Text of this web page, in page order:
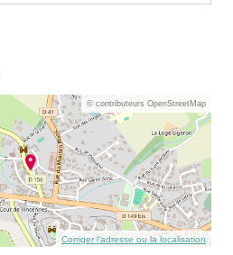
© contributeurs OpenStreetMap
Corriger l’adresse ou la localisation